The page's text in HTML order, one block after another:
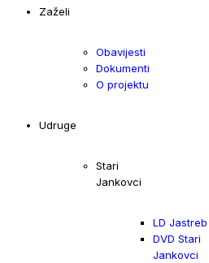
Zaželi
Obavijesti
Dokumenti
O projektu
Udruge
Stari
Jankovci
LD Jastreb
DVD Stari
Jankovci